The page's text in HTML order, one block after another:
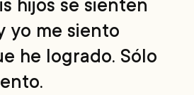
yo me siento
he logrado. Sólo